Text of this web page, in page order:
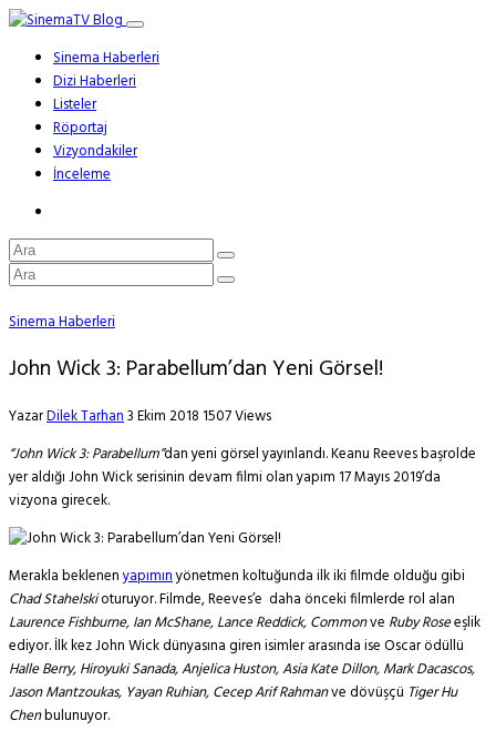
Sinema Haberleri
Dizi Haberleri
Listeler
Röportaj
Vizyondakiler
İnceleme
Sinema Haberleri
John Wick 3: Parabellum’dan Yeni Görsel!
YazarDilek Tarhan3 Ekim 2018 1507 Views
“John Wick 3: Parabellum”dan yeni görsel yayınlandı. Keanu Reeves başrolde
yer aldığı John Wick serisinin devam filmi olan yapım 17 Mayıs 2019’da
vizyona girecek.
Merakla beklenenyapımınyönetmen koltuğunda ilk iki filmde olduğu gibi
Chad Stahelskioturuyor. Filmde, Reeves’e daha önceki filmlerde rol alan
Laurence Fishburne, Ian McShane, Lance Reddick, Commonve Ruby Roseeşlik
ediyor. İlk kez John Wick dünyasına giren isimler arasında ise Oscar ödüllü
Halle Berry, Hiroyuki Sanada, Anjelica Huston, Asia Kate Dillon, Mark Dacascos,
Jason Mantzoukas, Yayan Ruhian, Cecep Arif Rahmanve dövüşçü Tiger Hu
Chenbulunuyor.